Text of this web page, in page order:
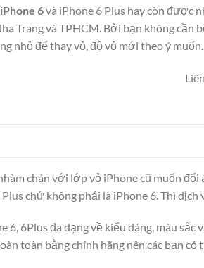
6và iPhone 6 Plus hay còn được
Trang và TPHCM. Bởi bạn không cần
nhỏ để thay vỏ, độ vỏ mới theo ý muốn.
chán với lớp vỏ iPhone cũ muốn
Plus chứ không phải là iPhone 6. Thì
6, 6Plus đa dạng về kiểu dáng, màu
toàn bằng chính hãng nên các bạn